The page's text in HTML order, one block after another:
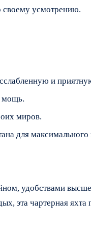
своему усмотрению.
и
мощь.
миров.
для
удобствами
эта чартерная